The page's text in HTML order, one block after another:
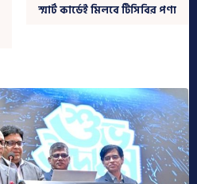
স্মার্ট কার্ডেই মিলবে টিসিবির পণ্য